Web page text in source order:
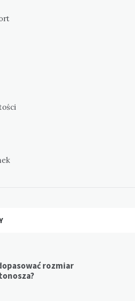
rozmiar